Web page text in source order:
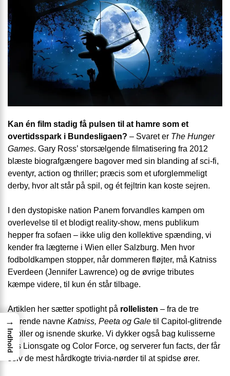
Kan én film stadig få pulsen til at hamre som et
overtidsspark i Bundesligaen? – Svaret er The Hunger
Games. Gary Ross’ storsælgende filmatisering fra 2012
blæste biografgængere bagover med sin blanding af sci-fi,
eventyr, action og thriller; præcis som et uforglemmeligt
derby, hvor alt står på spil, og ét fejltrin kan koste sejren.
I den dystopiske nation Panem forvandles kampen om
overlevelse til et blodigt reality-show, mens publikum
hepper fra sofaen – ikke ulig den kollektive spænding, vi
kender fra lægterne i Wien eller Salzburg. Men hvor
fodboldkampen stopper, når dommeren fløjter, må Katniss
Everdeen (Jennifer Lawrence) og de øvrige tributes
kæmpe videre, til kun én står tilbage.
Artiklen her sætter spotlight på rollelisten – fra de tre
bærende navne Katniss, Peeta og Gale til Capitol-glitrende
biroller og isnende skurke. Vi dykker også bag kulisserne
hos Lionsgate og Color Force, og serverer fun facts, der får
selv de mest hårdkogte trivia-nørder til at spidse ører.
→
Indhold